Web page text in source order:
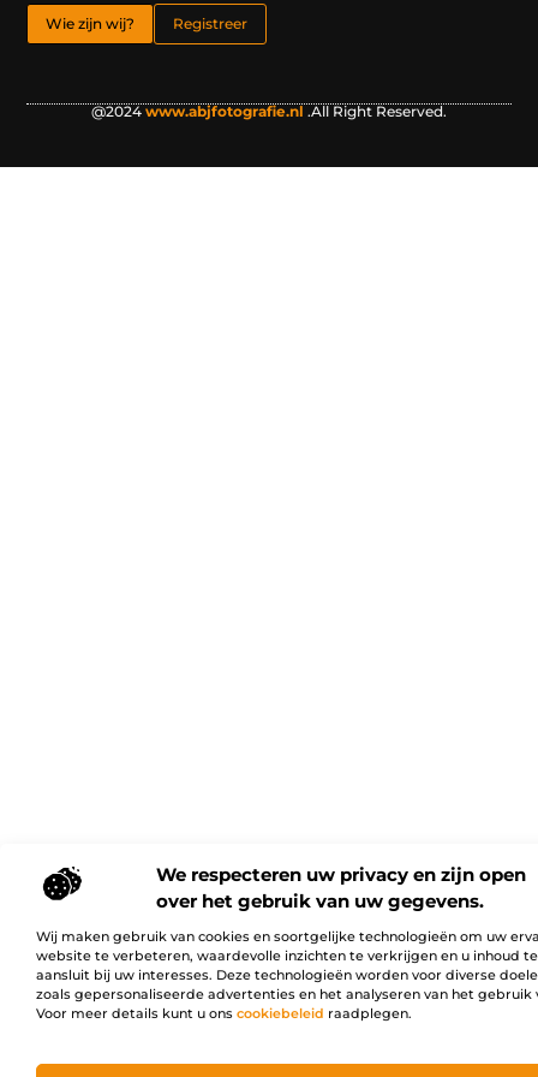
We respecteren uw privacy en zijn open
over het gebruik van uw gegevens.
Wij maken gebruik van cookies en soortgelijke technologieën om uw
website te verbeteren, waardevolle inzichten te verkrijgen en u inhoud
aansluit bij uw interesses. Deze technologieën worden voor diverse
zoals gepersonaliseerde advertenties en het analyseren van het gebruik
Voor meer details kunt u ons cookiebeleid raadplegen.
Wie zijn wij? Registreer
@2024www.abjfotografie.nl .All Right Reserved.